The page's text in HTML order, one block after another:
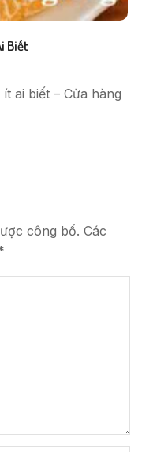
Biết
ai biết – Cửa hàng
công bố. Các